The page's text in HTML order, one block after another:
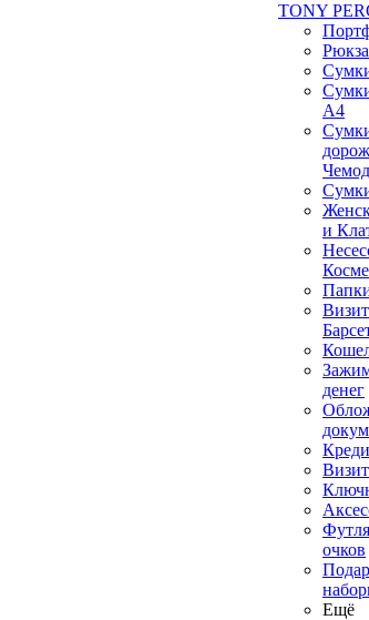
TONY
А4
и
денег
очков
Ещё